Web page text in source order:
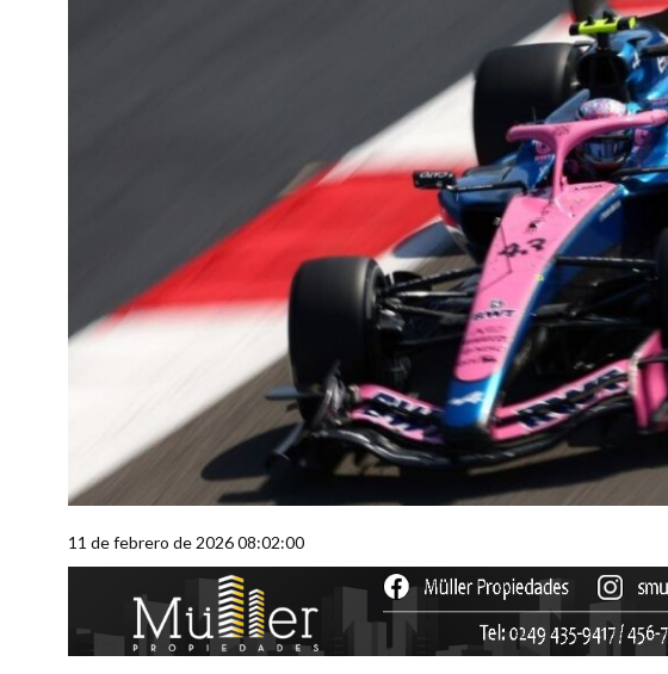
11 de febrero de 2026 08:02:00